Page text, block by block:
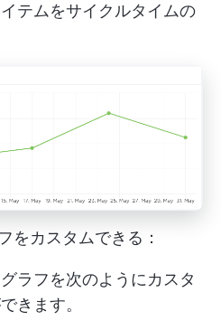
テムをサイクルタイムの
をカスタムできる：
ラフを次のようにカスタ
きます。